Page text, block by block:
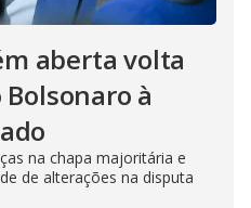
aberta volta
à
na chapa majoritária e
de alterações na disputa